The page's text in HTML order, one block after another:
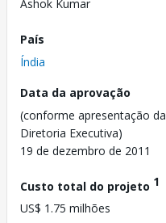
Ashok Kumar
País
Índia
Data da aprovação
(conforme apresentação da
Diretoria Executiva)
19 de dezembro de 2011
Custo total do projeto 1
US$ 1.75 milhões